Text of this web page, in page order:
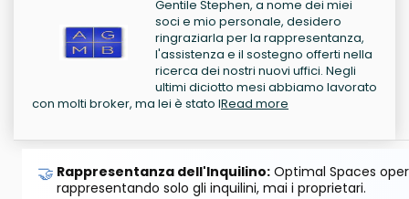
Gentile Stephen, a nome dei miei
soci e mio personale, desidero
ringraziarla per la rappresentanza,
l'assistenza e il sostegno offerti nella
ricerca dei nostri nuovi uffici. Negli
ultimi diciotto mesi abbiamo lavorato
con molti broker, ma lei è stato lRead more
🤝 Rappresentanza dell'Inquilino: Optimal Spaces
rappresentando solo gli inquilini, mai i proprietari.